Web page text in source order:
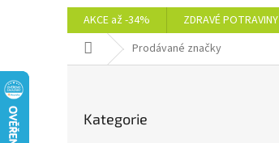
AKCE až -34% ZDRAVÉ POTRAVINY
Domů Prodávané značky
kategorie
Kategorie